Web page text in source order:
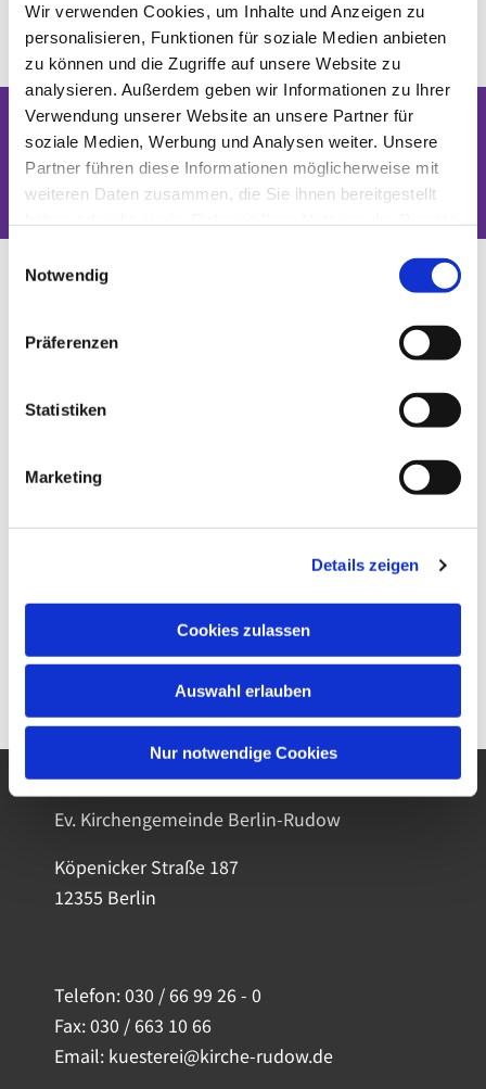
Wir verwenden Cookies, um Inhalte und Anzeigen zu
personalisieren, Funktionen für soziale Medien anbieten
zu können und die Zugriffe auf unsere Website zu
analysieren. Außerdem geben wir Informationen zu Ihrer
Verwendung unserer Website an unsere Partner für
soziale Medien, Werbung und Analysen weiter. Unsere
Partner führen diese Informationen möglicherweise mit
weiteren Daten zusammen, die Sie ihnen bereitgestellt
Notwendig
Präferenzen
Statistiken
Marketing
Details zeigen
Cookies zulassen
Auswahl erlauben
Nur notwendige Cookies
Dies könnte Sie auch interessieren
Ev. Kirchengemeinde Berlin-Rudow
Köpenicker Straße 187
12355 Berlin
Telefon:030 / 66 99 26 - 0
Fax: 030 / 663 10 66
Email: kuesterei@kirche-rudow.de